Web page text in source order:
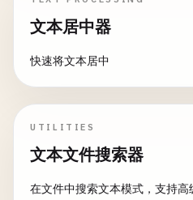
文本居中器
快速将文本居中
UTILITIES
文本文件搜索器
在文件中搜索文本模式，支持